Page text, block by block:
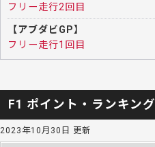
フリー走行2回目
【アブダビGP】
フリー走行1回目
F1 ポイント・ランキング
2023年10月30日 更新